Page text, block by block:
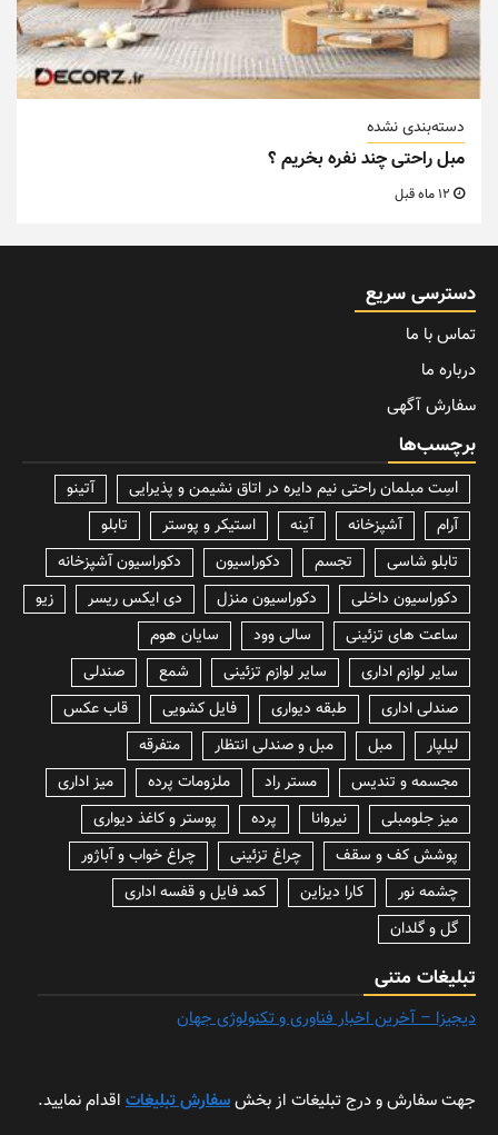
دسته‌بندی نشده
مبل راحتی چند نفره بخریم ؟
دسترسی سریع
تماس با ما
درباره ما
سفارش آگهی
برچسب‌ها
lسِت مبلمان راحتی نیم دایره در اتاق نشیمن و پذیرایی
آتینو
آرام
آشپزخانه آینه استیکر و پوستر
تابلو
تابلو شاسی
تجسم دکوراسیون
دکوراسیون آشپزخانه
دکوراسیون داخلی
دکوراسیون منزل دی ایکس ریسر
زیو
ساعت های تزئینی
سالی وود
سایان هوم
سایر لوازم اداری
سایر لوازم تزئینی شمع
صندلی
صندلی اداری
طبقه دیواری فایل کشویی
قاب عکس
لیلپار
مبل مبل و صندلی انتظار
متفرقه
مجسمه و تندیس
مستر راد ملزومات پرده
میز اداری
میز جلومبلی
نیروانا پرده
پوستر و کاغذ دیواری
پوشش کف و سقف
چراغ تزئینی
چراغ خواب و آباژور
چشمه نور
کارا دیزاین
کمد فایل و قفسه اداری
گل و گلدان
تبلیغات متنی
دیجیزا – آخرین اخبار فناوری و تکنولوژی جهان
جهت سفارش و درج تبلیغات از بخشسفارش تبلیغات اقدام نمایید.